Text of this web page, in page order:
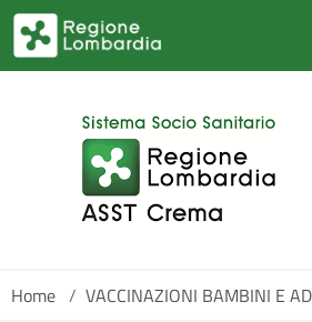
Salta al contenuto principale
Home / VACCINAZIONI BAMBINI E